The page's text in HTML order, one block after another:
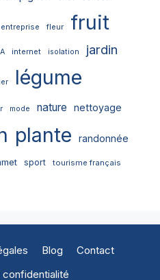
entreprise fleur fruit
internet isolation jardin
légume
mode nature nettoyage
plante randonnée
sport tourisme français
Blog
Contact
confidentialité